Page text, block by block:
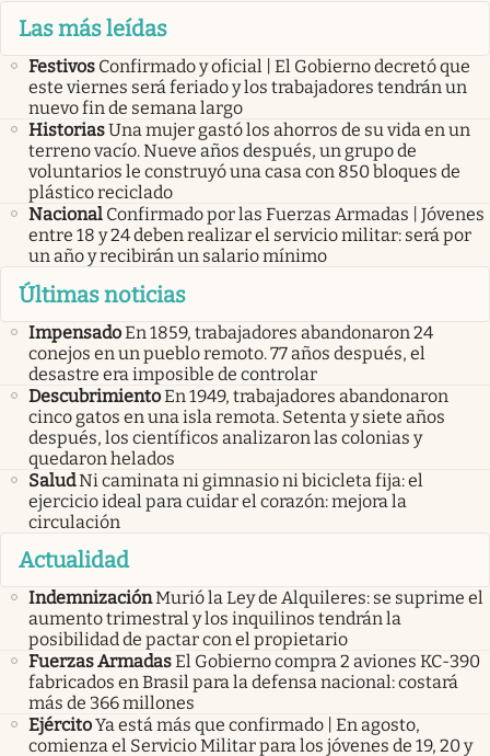
Las más leídas
Festivos Confirmado y oficial | El Gobierno decretó que
este viernes será feriado y los trabajadores tendrán un
nuevo fin de semana largo
HistoriasUna mujer gastó los ahorros de su vida en un
terreno vacío. Nueve años después, un grupo de
voluntarios le construyó una casa con 850 bloques de
plástico reciclado
Nacional Confirmado por las Fuerzas Armadas | Jóvenes
entre 18 y 24 deben realizar el servicio militar: será por
un año y recibirán un salario mínimo
Últimas noticias
ImpensadoEn 1859, trabajadores abandonaron 24
conejos en un pueblo remoto. 77 años después, el
desastre era imposible de controlar
DescubrimientoEn 1949, trabajadores abandonaron
cinco gatos en una isla remota. Setenta y siete años
después, los científicos analizaron las colonias y
quedaron helados
SaludNi caminata ni gimnasio ni bicicleta fija: el
ejercicio ideal para cuidar el corazón: mejora la
circulación
Actualidad
IndemnizaciónMurió la Ley de Alquileres: se suprime el
aumento trimestral y los inquilinos tendrán la
posibilidad de pactar con el propietario
Fuerzas ArmadasEl Gobierno compra 2 aviones KC-390
fabricados en Brasil para la defensa nacional: costará
más de 366 millones
EjércitoYa está más que confirmado | En agosto,
comienza el Servicio Militar para los jóvenes de 19, 20 y